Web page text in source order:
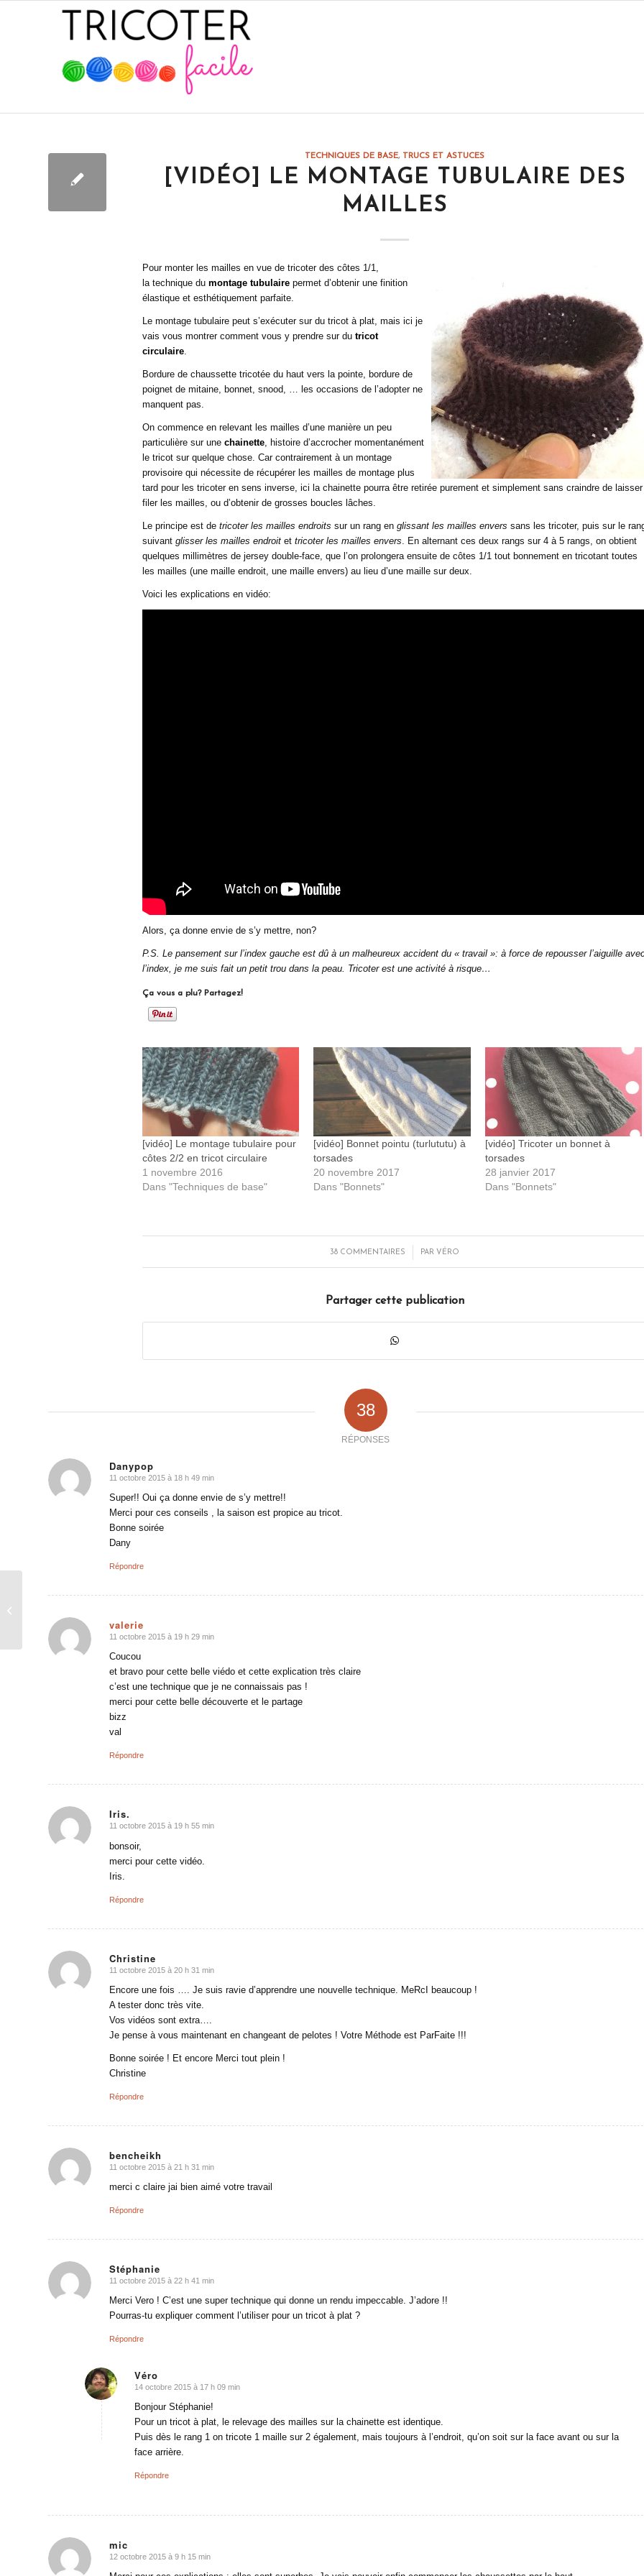
TECHNIQUES DE BASE, TRUCS ET ASTUCES
[VIDÉO] LE MONTAGE TUBULAIRE DES
MAILLES
Pour monter les mailles en vue de tricoter des côtes 1/1,
la technique du montage tubulaire permet d’obtenir une finition
élastique et esthétiquement parfaite.
Le montage tubulaire peut s’exécuter sur du tricot à plat, mais ici je
vais vous montrer comment vous y prendre sur du tricot
circulaire.
Bordure de chaussette tricotée du haut vers la pointe, bordure de
poignet de mitaine, bonnet, snood, … les occasions de l’adopter ne
manquent pas.
On commence en relevant les mailles d’une manière un peu
particulière sur une chainette, histoire d’accrocher momentanément
le tricot sur quelque chose. Car contrairement à un montage
provisoire qui nécessite de récupérer les mailles de montage plus
tard pour les tricoter en sens inverse, ici la chainette pourra être retirée purement et simplement sans craindre de laisser
filer les mailles, ou d’obtenir de grosses boucles lâches.
Le principe est de tricoter les mailles endroits sur un rang en glissant les mailles envers sans les tricoter, puis sur le
suivant glisser les mailles endroit et tricoter les mailles envers. En alternant ces deux rangs sur 4 à 5 rangs, on obtient
quelques millimètres de jersey double-face, que l’on prolongera ensuite de côtes 1/1 tout bonnement en tricotant toutes
les mailles (une maille endroit, une maille envers) au lieu d’une maille sur deux.
Voici les explications en vidéo:
Alors, ça donne envie de s’y mettre, non?
P.S. Le pansement sur l’index gauche est dû à un malheureux accident du « travail »: à force de repousser l’aiguille
l’index, je me suis fait un petit trou dans la peau. Tricoter est une activité à risque…
Ça vous a plu? Partagez!
[vidéo] Le montage tubulaire pour
côtes 2/2 en tricot circulaire
1 novembre 2016
Dans "Techniques de base"
[vidéo] Bonnet pointu (turlututu) à
torsades
20 novembre 2017
Dans "Bonnets"
[vidéo] Tricoter un bonnet à
torsades
28 janvier 2017
Dans "Bonnets"
38 COMMENTAIRES
/ PAR VÉRO
Partager cette publication
38
RÉPONSES
Danypop
dit
:
11 octobre 2015 à 18 h 49 min
Super!! Oui ça donne envie de s’y mettre!!
Merci pour ces conseils , la saison est propice au tricot.
Bonne soirée
Dany
Répondre
valerie
dit
:
11 octobre 2015 à 19 h 29 min
Coucou
et bravo pour cette belle viédo et cette explication très claire
c’est une technique que je ne connaissais pas !
merci pour cette belle découverte et le partage
bizz
val
Répondre
Iris.
dit
:
11 octobre 2015 à 19 h 55 min
bonsoir,
merci pour cette vidéo.
Iris.
Répondre
Christine
dit
:
11 octobre 2015 à 20 h 31 min
Encore une fois …. Je suis ravie d’apprendre une nouvelle technique. MeRcI beaucoup !
A tester donc très vite.
Vos vidéos sont extra….
Je pense à vous maintenant en changeant de pelotes ! Votre Méthode est ParFaite !!!
Bonne soirée ! Et encore Merci tout plein !
Christine
Répondre
bencheikh
dit
:
11 octobre 2015 à 21 h 31 min
merci c claire jai bien aimé votre travail
Répondre
Stéphanie
dit
:
11 octobre 2015 à 22 h 41 min
Merci Vero ! C’est une super technique qui donne un rendu impeccable. J’adore !!
Pourras-tu expliquer comment l’utiliser pour un tricot à plat ?
Répondre
Véro
dit
14 octobre 2015 à 17 h 09 min
Bonjour Stéphanie!
Pour un tricot à plat, le relevage des mailles sur la chainette est identique.
Puis dès le rang 1 on tricote 1 maille sur 2 également, mais toujours à l’endroit, qu’on soit sur la face avant ou sur la
face arrière.
Répondre
mic
dit
:
12 octobre 2015 à 9 h 15 min